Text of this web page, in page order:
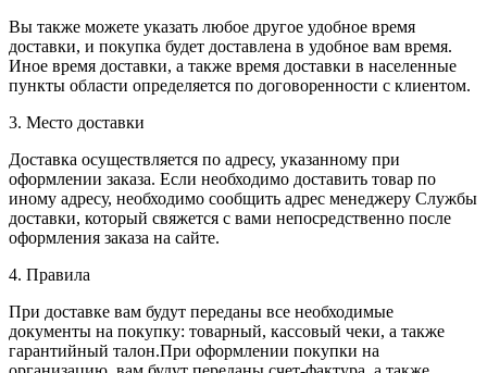
Вы также можете указать любое другое удобное время
доставки, и покупка будет доставлена в удобное вам время.
Иное время доставки, а также время доставки в населенные
пункты области определяется по договоренности с клиентом.
3. Место доставки
Доставка осуществляется по адресу, указанному при
оформлении заказа. Если необходимо доставить товар по
иному адресу, необходимо сообщить адрес менеджеру Службы
доставки, который свяжется с вами непосредственно после
оформления заказа на сайте.
4. Правила
При доставке вам будут переданы все необходимые
документы на покупку: товарный, кассовый чеки, а также
гарантийный талон.При оформлении покупки на